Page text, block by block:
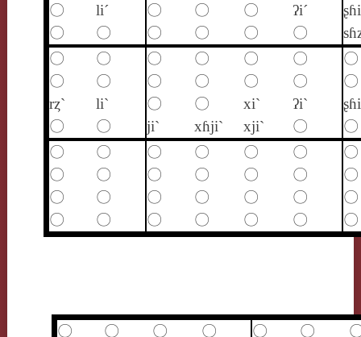
〇
li´ 〇 〇 〇 ʔi´
〇
〇 〇 〇 〇 〇
〇
〇 〇 〇 〇 〇
〇
〇
〇 〇 〇 〇 〇
〇
rȥ`
li` 〇 〇 xi` ʔi`
〇
〇 ji` xɦji` xji` 〇
〇
〇
〇 〇 〇 〇 〇
〇
〇
〇 〇 〇 〇 〇
〇
〇
〇 〇 〇 〇 〇
〇
〇
〇 〇 〇 〇 〇 〇
〇 〇 〇 〇 〇 〇